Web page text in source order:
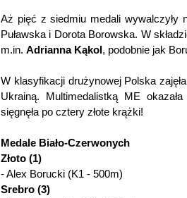
Aż pięć z siedmiu medali wywalczyły
Puławska i Dorota Borowska. W
m.in. Adrianna Kąkol, podobnie jak
W klasyfikacji drużynowej Polska
Ukrainą. Multimedalistką ME
sięgnęła po cztery złote krążki!
Medale Biało-Czerwonych
Złoto (1)
- Alex Borucki (K1 - 500m)
Srebro (3)